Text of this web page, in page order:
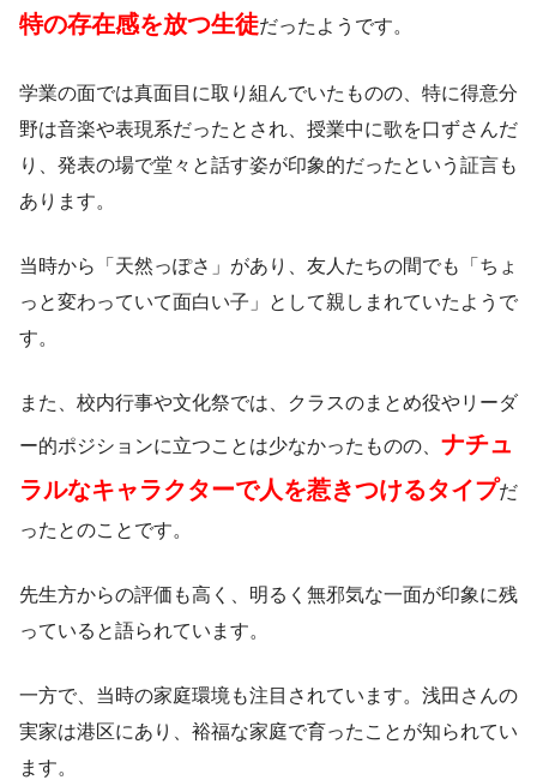
特の存在感を放つ生徒だったようです。
学業の面では真面目に取り組んでいたものの、特に得意分
野は音楽や表現系だったとされ、授業中に歌を口ずさんだ
り、発表の場で堂々と話す姿が印象的だったという証言も
あります。
当時から「天然っぽさ」があり、友人たちの間でも「ちょ
っと変わっていて面白い子」として親しまれていたようで
す。
また、校内行事や文化祭では、クラスのまとめ役やリーダ
ー的ポジションに立つことは少なかったものの、 ナチュ
ラルなキャラクターで人を惹きつけるタイプだ
ったとのことです。
先生方からの評価も高く、明るく無邪気な一面が印象に残
っていると語られています。
一方で、当時の家庭環境も注目されています。浅田さんの
実家は港区にあり、裕福な家庭で育ったことが知られてい
ます。